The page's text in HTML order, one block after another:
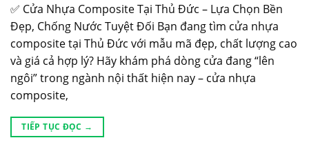
✅ Cửa Nhựa Composite Tại Thủ Đức – Lựa Chọn Bền
Đẹp, Chống Nước Tuyệt Đối Bạn đang tìm cửa nhựa
composite tại Thủ Đức với mẫu mã đẹp, chất lượng cao
và giá cả hợp lý? Hãy khám phá dòng cửa đang “lên
ngôi” trong ngành nội thất hiện nay – cửa nhựa
composite,
TIẾP TỤC ĐỌC →